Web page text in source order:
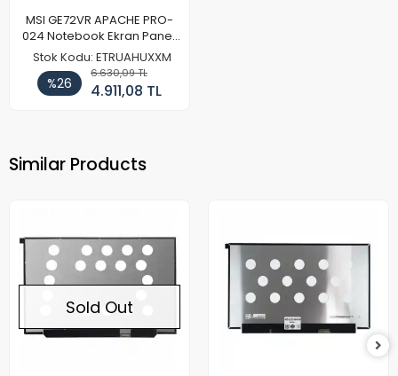
MSI GE72VR APACHE PRO-
024 Notebook Ekran Paneli
Full HD
Stok Kodu: ETRUAHUXXM
%26
6.630,09 TL
4.911,08 TL
Similar Products
Sold Out